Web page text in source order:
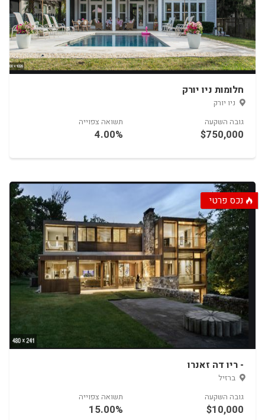
חלומות ניו יורק
נכס פרטי
- ריו דה זאנרו
$10,000
15.00%